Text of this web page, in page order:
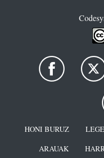
HONI BURUZ
ARAUAK